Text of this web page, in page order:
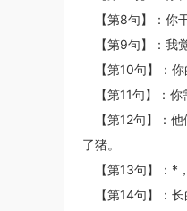
【第8句】：你
【第9句】：
【第10句】：
【第11句】：
【第12句】：
了猪。
【第13句】：*
【第14句】：